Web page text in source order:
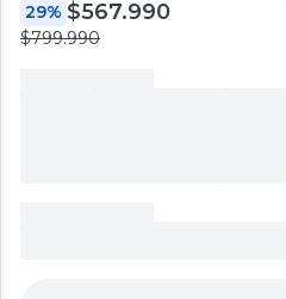
29% $567.990
$799.990